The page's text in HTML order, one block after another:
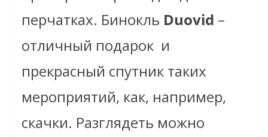
перчатках. Бинокль Duovid –
отличный подарок и
прекрасный спутник таких
мероприятий, как, например,
скачки. Разглядеть можно